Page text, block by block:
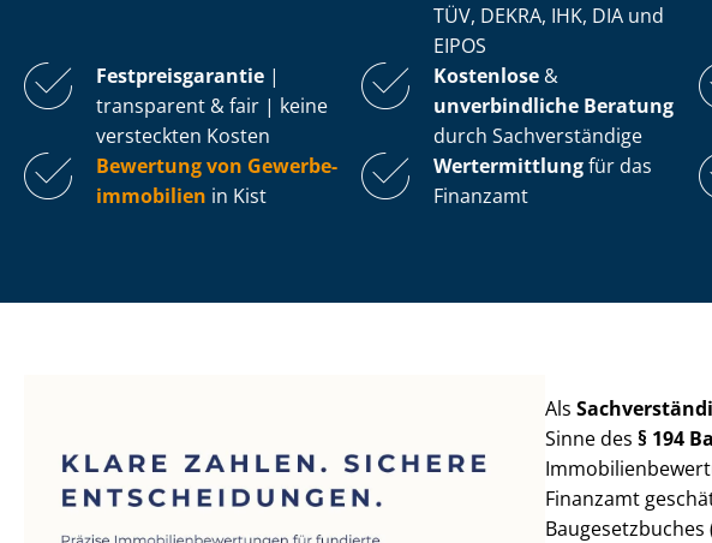
TÜV, DEKRA, IHK, DIA und
EIPOS
Fest­preis­ga­ran­tie |
transparent & fair | keine
versteckten Kosten
Kostenlose &
unverbindliche Beratung
durch Sachverständige
Bewertung von Ge­wer­be­
im­mo­bi­li­en in Kist
Wertermittlungfür das
Finanzamt
Als
Sinne des§ 194
Finanzamt